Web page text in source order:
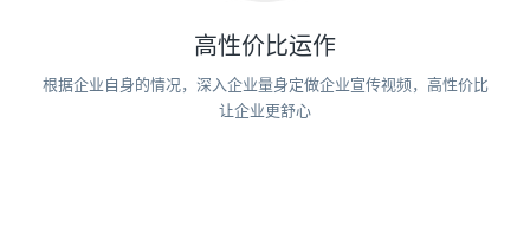
高性价比运作
根据企业自身的情况，深入企业量身定做企业宣传视频，高性价比
让企业更舒心